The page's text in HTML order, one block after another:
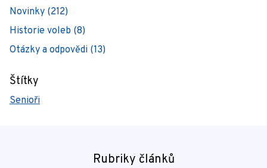
Novinky (212)
Historie voleb (8)
Otázky a odpovědi (13)
Štítky
Senioři
Rubriky článků